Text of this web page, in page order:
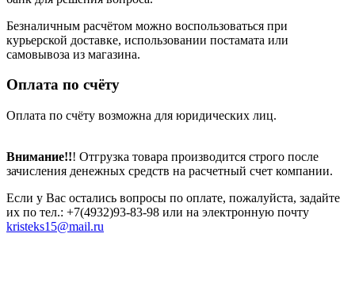
Безналичным расчётом можно воспользоваться при
курьерской доставке, использовании постамата или
самовывоза из магазина.
Оплата по счёту
Оплата по счёту возможна для юридических лиц.
Внимание!!! Отгрузка товара производится строго после
зачисления денежных средств на расчетный счет компании.
Если у Вас остались вопросы по оплате, пожалуйста, задайте
их по тел.: +7(4932)93-83-98 или на электронную почту
kristeks15@mail.ru